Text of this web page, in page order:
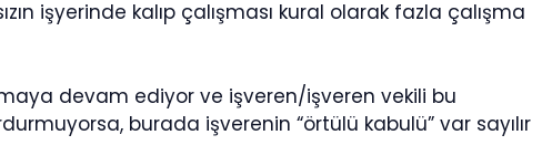
işyerinde kalıp çalışması kural olarak fazla çalışma
devam ediyor ve işveren/işveren vekili bu
burada işverenin “örtülü kabulü” var sayılır